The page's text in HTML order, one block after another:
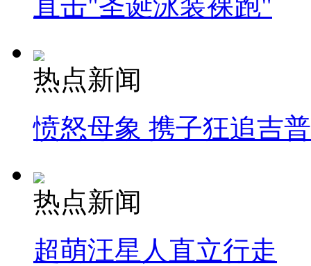
热点新闻
愤怒母象 携子狂追吉
热点新闻
超萌汪星人直立行走